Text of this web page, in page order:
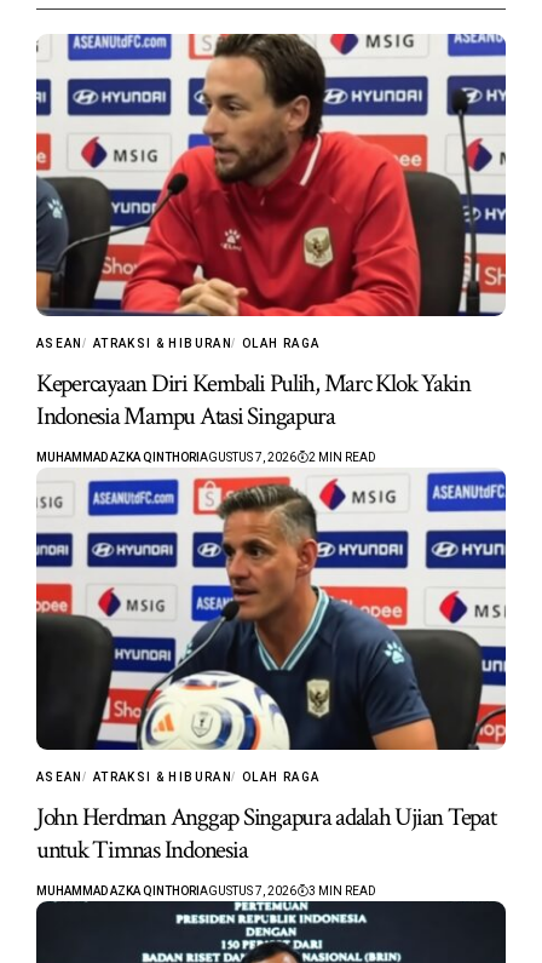
ASEAN ATRAKSI & HIBURAN OLAH RAGA
Kepercayaan Diri Kembali Pulih, Marc Klok Yakin
Indonesia Mampu Atasi Singapura
MUHAMMAD AZKA QINTHORI AGUSTUS 7, 2026 2 MIN READ
ASEAN ATRAKSI & HIBURAN OLAH RAGA
John Herdman Anggap Singapura adalah Ujian Tepat
untuk Timnas Indonesia
MUHAMMAD AZKA QINTHORI AGUSTUS 7, 2026 3 MIN READ